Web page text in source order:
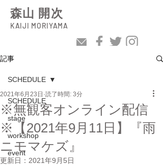
森山 開次
KAIJI MORIYAMA
記事
SCHEDULE
stage
workshop
event
SCHEDULE
※無観客オンライン配信
※【2021年9月11日】『雨
ニモマケズ』
2021年6月23日 読了時間: 3分
更新日： 2021年9月5日